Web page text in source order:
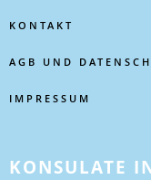
KONTAKT
AGB UND
IMPRESSUM
KONSULATE